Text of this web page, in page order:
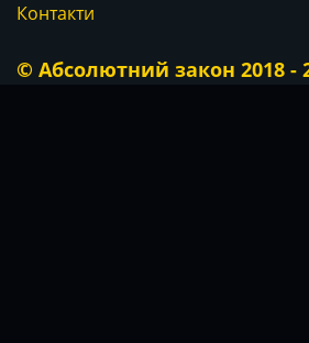
Контакти
© Абсолютний закон 2018 -